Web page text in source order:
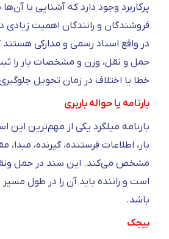
پرکاربرد وجود دارد که آشنایی با آن‌ها
فروشندگان و رانندگان اهمیت زیادی
در واقع اسناد رسمی و مدارکی
حمل و نقل، وزن و مشخصات بار را ثبت
خطا یا اختلاف در زمان تحویل
بارنامه یا حواله باربری
بارنامه میلگرد یکی از مهم‌ترین این
بار، اطلاعات فرستنده، گیرنده،
مشخص می‌کند. این سند در حمل‌
است و راننده باید آن را در طول
باشد.
بیجک